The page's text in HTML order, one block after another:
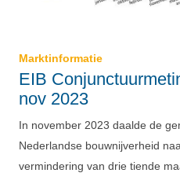
Marktinformatie
EIB
nov 2023
In november 2023 daalde de
Nederlandse bouwnijverheid
vermindering van drie tiende